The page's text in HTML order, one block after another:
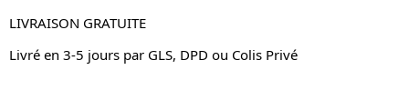
LIVRAISON GRATUITE
Livré en 3-5 jours par GLS, DPD ou Colis Privé